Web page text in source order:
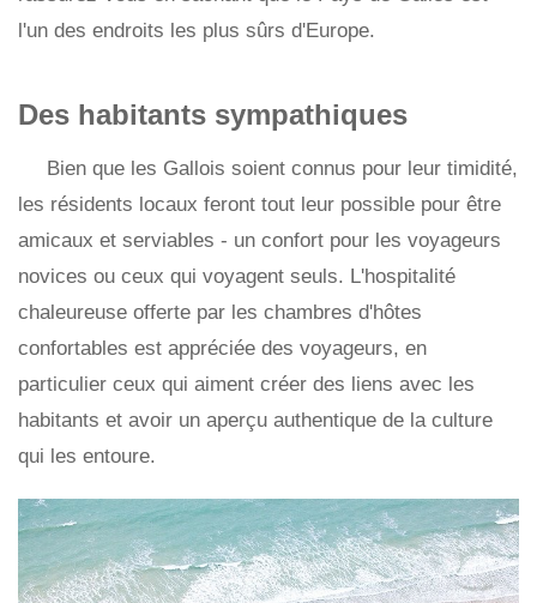
l'un des endroits les plus sûrs d'Europe.
Des habitants sympathiques
Bien que les Gallois soient connus pour leur timidité,
les résidents locaux feront tout leur possible pour être
amicaux et serviables - un confort pour les voyageurs
novices ou ceux qui voyagent seuls. L'hospitalité
chaleureuse offerte par les chambres d'hôtes
confortables est appréciée des voyageurs, en
particulier ceux qui aiment créer des liens avec les
habitants et avoir un aperçu authentique de la culture
qui les entoure.